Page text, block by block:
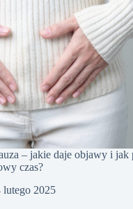
– jakie daje objawy i jak
czas?
lutego 2025